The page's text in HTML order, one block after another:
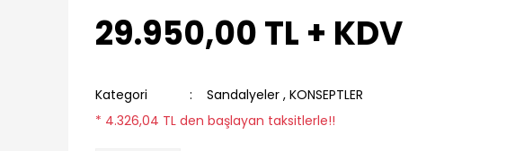
29.950,00 TL + KDV
Kategori Sandalyeler , KONSEPTLER
* 4.326,04 TL den başlayan taksitlerle!!